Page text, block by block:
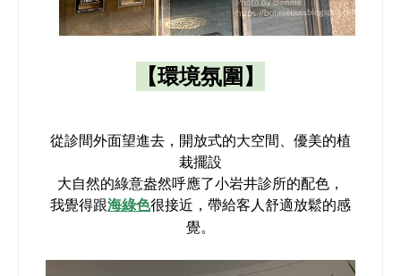
【環境氛圍】
從診間外面望進去，開放式的大空間、優美的植
栽擺設
大自然的綠意盎然呼應了小岩井診所的配色，
我覺得跟海綠色很接近，帶給客人 舒適放鬆的感
覺。